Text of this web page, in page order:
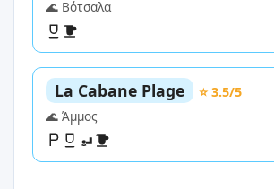
🌊 Βότσαλα
La Cabane Plage
⭐ 3.5/5
🌊 Άμμος